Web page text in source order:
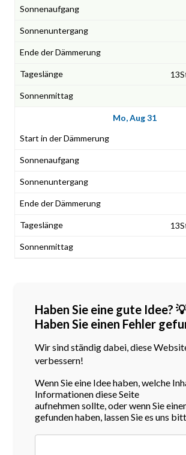
Mo, Aug 31
Haben Sie eine gute Idee?
Haben Sie einen Fehler
Wir sind ständig dabei, diese
verbessern!
Wenn Sie eine Idee haben, welche
Informationen diese Seite
aufnehmen sollte, oder wenn Sie
gefunden haben, lassen Sie es uns